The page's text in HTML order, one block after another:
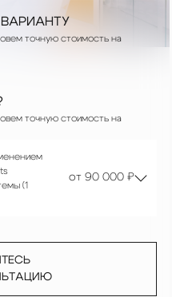
точную стоимость на
точную стоимость на
(1
от 90 000 ₽